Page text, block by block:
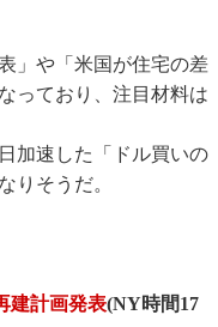
」や「米国が住宅の差
っており、注目材料は
加速した「ドル買いの
りそうだ。
建計画発表(NY時間17